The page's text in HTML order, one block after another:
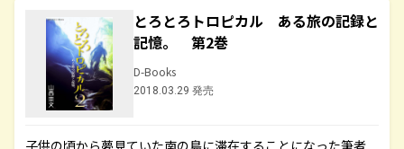
とろとろトロピカル ある旅の記録と
記憶。 第2巻
D-Books
2018.03.29 発売
子供の頃から夢見ていた南の島に滞在することになった筆者